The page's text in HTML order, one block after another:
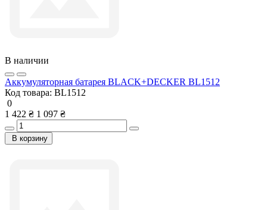
В наличии
Аккумуляторная батарея BLACK+DECKER BL1512
Код товара: BL1512
0
1 422 ₴ 1 097 ₴
В корзину